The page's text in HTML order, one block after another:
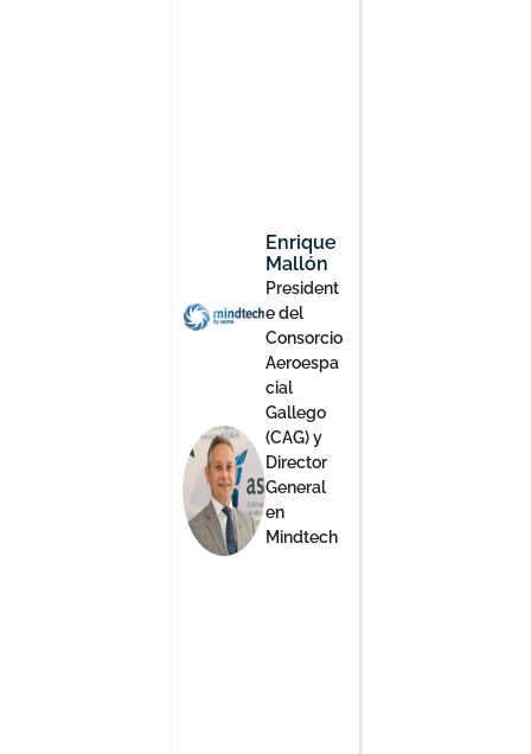
Enrique
Mallón
President
e del
Consorcio
Aeroespa
cial
Gallego
(CAG) y
Director
General
en
Mindtech